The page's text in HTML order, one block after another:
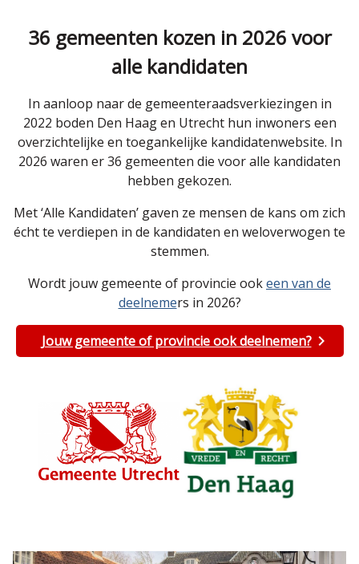
36 gemeenten kozen in 2026 voor
alle kandidaten
In aanloop naar de gemeenteraadsverkiezingen in
2022 boden Den Haag en Utrecht hun inwoners een
overzichtelijke en toegankelijke kandidatenwebsite. In
2026 waren er 36 gemeenten die voor alle kandidaten
hebben gekozen.
Met ‘Alle Kandidaten’ gaven ze mensen de kans om zich
écht te verdiepen in de kandidaten en weloverwogen te
stemmen.
Wordt jouw gemeente of provincie ookeen van de
deelnemers in 2026?
Jouw gemeente of provincie ook deelnemen?